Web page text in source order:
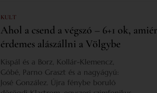
KULT
Ahol a csend a végszó – 6+1 ok,
érdemes alászállni a Völgybe
Kispál és a Borz, Kollár-Klemencz,
Góbé, Parno Graszt és a nagyágyú:
José González. Újra fénybe boruló